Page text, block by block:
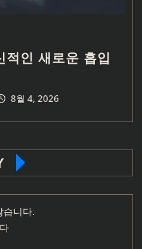
인 새로운 흡입
8월 4, 2026
습니다.